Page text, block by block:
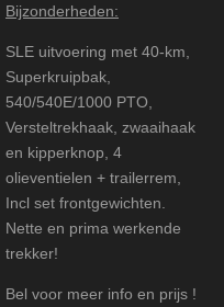
Bijzonderheden:
SLE uitvoering met 40-km,
Superkruipbak,
540/540E/1000 PTO,
Versteltrekhaak, zwaaihaak
en kipperknop, 4
olieventielen + trailerrem,
Incl set frontgewichten.
Nette en prima werkende
trekker!
Bel voor meer info en prijs !